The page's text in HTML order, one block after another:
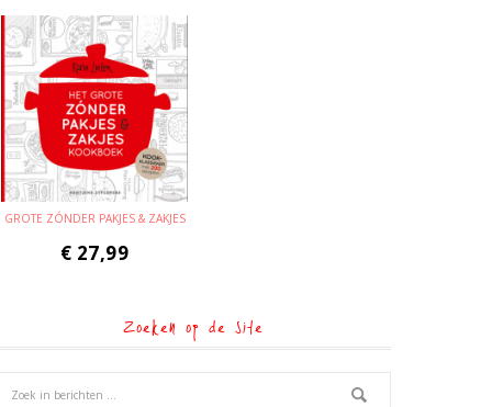
GROTE ZÓNDER PAKJES & ZAKJES
€ 27,99
Zoeken op de site